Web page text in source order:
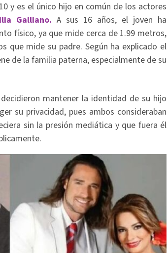
y es el único hijo en común de los actores
Galliano. A sus 16 años, el joven ha
físico, ya que mide cerca de 1.99 metros,
que mide su padre. Según ha explicado el
de la familia paterna, especialmente de su
mantener la identidad de su hijo
su privacidad, pues ambos consideraban
sin la presión mediática y que fuera él